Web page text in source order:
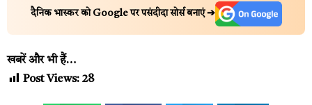
दैनिक भास्कर को Google पर पसंदीदा सोर्स बनाएं ➔
खबरें और भी हैं…
Post Views: 28